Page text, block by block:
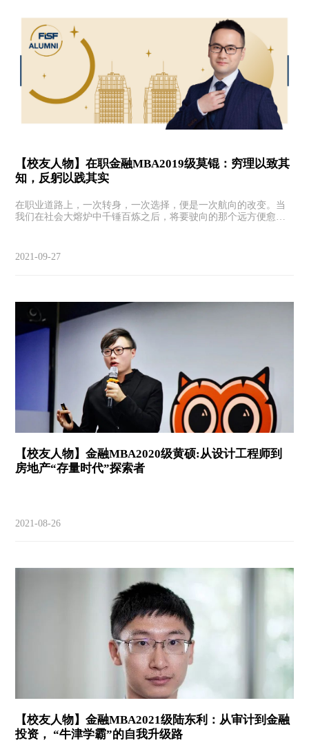
【校友人物】在职金融MBA2019级莫锟：穷理以致其
知，反躬以践其实
在职业道路上，一次转身，一次选择，便是一次航向的改变。当
我们在社会大熔炉中千锤百炼之后，将要驶向的那个远方便愈来
2021-09-27
【校友人物】金融MBA2020级黄硕:从设计工程师到
房地产“存量时代”探索者
2021-08-26
【校友人物】金融MBA2021级陆东利：从审计到金融
投资， “牛津学霸”的自我升级路